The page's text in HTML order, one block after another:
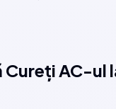
Cureți AC-ul